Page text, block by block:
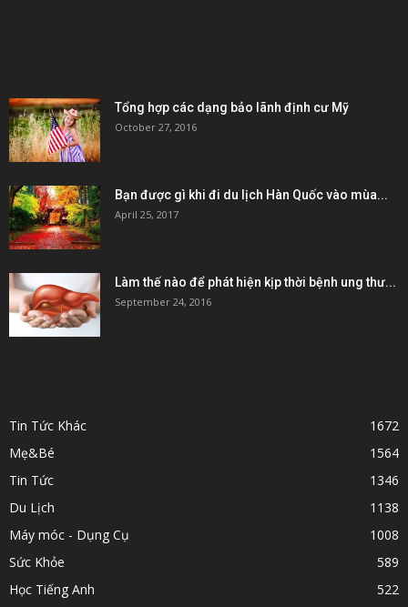
Tổng hợp các dạng bảo lãnh định cư Mỹ
October 27, 2016
Bạn được gì khi đi du lịch Hàn Quốc vào mùa...
April 25, 2017
Làm thế nào để phát hiện kịp thời bệnh ung thư...
September 24, 2016
Tin Tức Khác
1672
Mẹ&Bé
1564
Tin Tức
1346
Du Lịch
1138
Máy móc - Dụng Cụ
1008
Sức Khỏe
589
Học Tiếng Anh
522